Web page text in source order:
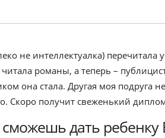
не интеллектуалка) перечитала
романы, а теперь –
она стала. Другая моя подруга
Скоро получит свеженький
дать ребенку